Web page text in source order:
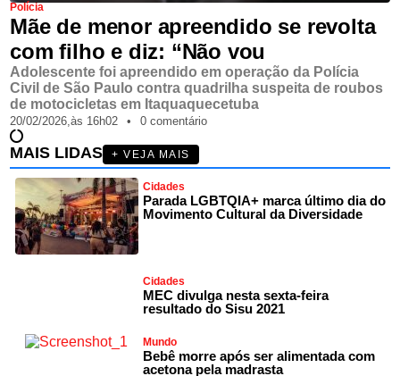
Polícia
Mãe de menor apreendido se revolta
com filho e diz: “Não vou
Adolescente foi apreendido em operação da Polícia
Civil de São Paulo contra quadrilha suspeita de roubos
de motocicletas em Itaquaquecetuba
20/02/2026,às 16h02 • 0 comentário
MAIS LIDAS + VEJA MAIS
Cidades
Parada LGBTQIA+ marca último dia do
Movimento Cultural da Diversidade
Cidades
MEC divulga nesta sexta-feira
resultado do Sisu 2021
Mundo
Bebê morre após ser alimentada com
acetona pela madrasta